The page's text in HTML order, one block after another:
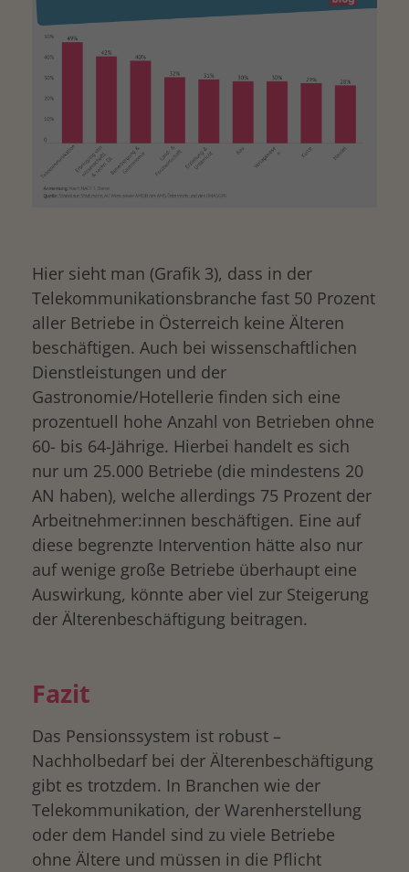
Hier sieht man (Grafik 3), dass in der
Telekommunikationsbranche fast 50 Prozent
aller Betriebe in Österreich keine Älteren
beschäftigen. Auch bei wissenschaftlichen
Dienstleistungen und der
Gastronomie/Hotellerie finden sich eine
prozentuell hohe Anzahl von Betrieben ohne
60- bis 64-Jährige. Hierbei handelt es sich
nur um 25.000 Betriebe (die mindestens 20
AN haben), welche allerdings 75 Prozent der
Arbeitnehmer:innen beschäftigen. Eine auf
diese begrenzte Intervention hätte also nur
auf wenige große Betriebe überhaupt eine
Auswirkung, könnte aber viel zur Steigerung
der Älterenbeschäftigung beitragen.
Fazit
Das Pensionssystem ist robust –
Nachholbedarf bei der Älterenbeschäftigung
gibt es trotzdem. In Branchen wie der
Telekommunikation, der Warenherstellung
oder dem Handel sind zu viele Betriebe
ohne Ältere und müssen in die Pflicht